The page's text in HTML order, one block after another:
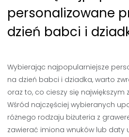
personalizowane
dzień babci i
Wybierając najpopularniejsze
na dzień babci i dziadka, warto
oraz to, co cieszy się największym
Wśród najczęściej wybieranych
różnego rodzaju biżuteria z
zawierać imiona wnuków lub daty